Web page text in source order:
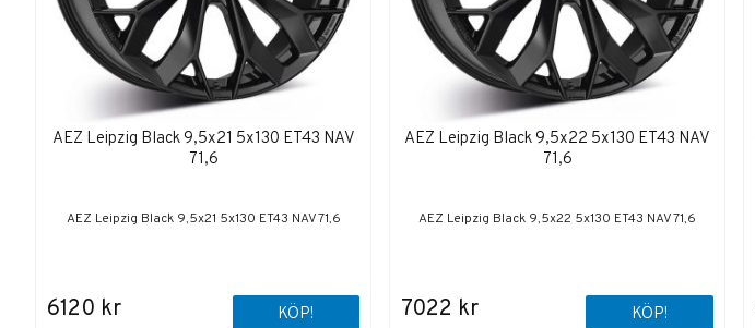
AEZ Leipzig Black 9,5x21 5x130 ET43 NAV
71,6
AEZ Leipzig Black 9,5x21 5x130 ET43 NAV 71,6
6120 kr KÖP!
AEZ Leipzig Black 9,5x22 5x130 ET43 NAV
71,6
AEZ Leipzig Black 9,5x22 5x130 ET43 NAV 71,6
7022 kr KÖP!